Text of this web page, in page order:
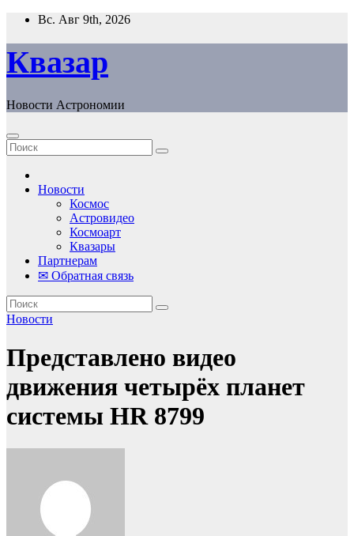
Перейти
содержанию
Вс. Авг 9th, 2026
Квазар
Новости Астрономии
Новости
Космос
Астровидео
Космоарт
Квазары
Партнерам
✉ Обратная связь
Новости
Представлено видео
движения четырёх планет
системы HR 8799